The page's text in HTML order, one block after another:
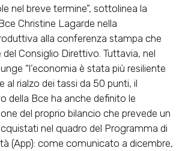
nel breve termine”, sottolinea la
Christine Lagarde nella
alla conferenza stampa che
del Consiglio Direttivo. Tuttavia, nel
“l’economia è stata più resiliente
al rialzo dei tassi da 50 punti, il
della Bce ha anche definito le
del proprio bilancio che prevede un
nel quadro del Programma di
(App): come comunicato a dicembre,